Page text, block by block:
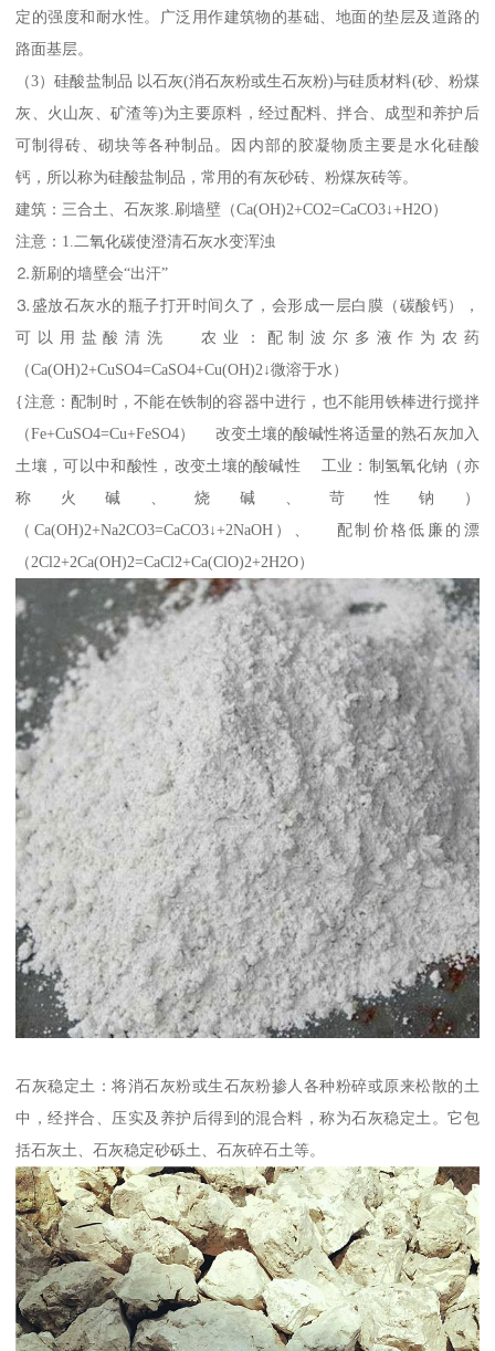
定的强度和耐水性。广泛用作建筑物的基础、地面的垫层及道路的
路面基层。
（3）硅酸盐制品 以石灰(消石灰粉或生石灰粉)与硅质材料(砂、粉煤
灰、火山灰、矿渣等)为主要原料，经过配料、拌合、成型和养护后
可制得砖、砌块等各种制品。因内部的胶凝物质主要是水化硅酸
钙，所以称为硅酸盐制品，常用的有灰砂砖、粉煤灰砖等。
建筑：三合土、石灰浆.刷墙壁（Ca(OH)2+CO2=CaCO3↓+H2O）
注意：1.二氧化碳使澄清石灰水变浑浊
⒉新刷的墙壁会“出汗”
⒊盛放石灰水的瓶子打开时间久了，会形成一层白膜（碳酸钙），
可以用盐酸清洗 农业：配制波尔多液作为农药
（Ca(OH)2+CuSO4=CaSO4+Cu(OH)2↓微溶于水）
{注意：配制时，不能在铁制的容器中进行，也不能用铁棒进行搅拌
（Fe+CuSO4=Cu+FeSO4） 改变土壤的酸碱性将适量的熟石灰加入
土壤，可以中和酸性，改变土壤的酸碱性 工业：制氢氧化钠（亦
称火碱、烧碱、苛性钠）
（Ca(OH)2+Na2CO3=CaCO3↓+2NaOH）、 配制价格低廉的漂
（2Cl2+2Ca(OH)2=CaCl2+Ca(ClO)2+2H2O）
石灰稳定土：将消石灰粉或生石灰粉掺人各种粉碎或原来松散的土
中，经拌合、压实及养护后得到的混合料，称为石灰稳定土。它包
括石灰土、石灰稳定砂砾土、石灰碎石土等。